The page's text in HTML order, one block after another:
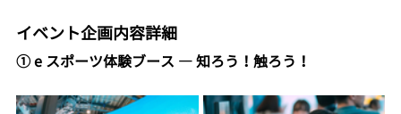
イベント企画内容詳細
① e スポーツ体験ブース ― 知ろう！触ろう！